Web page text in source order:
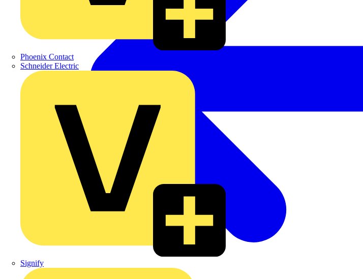
Phoenix Contact
Schneider Electric
Signify